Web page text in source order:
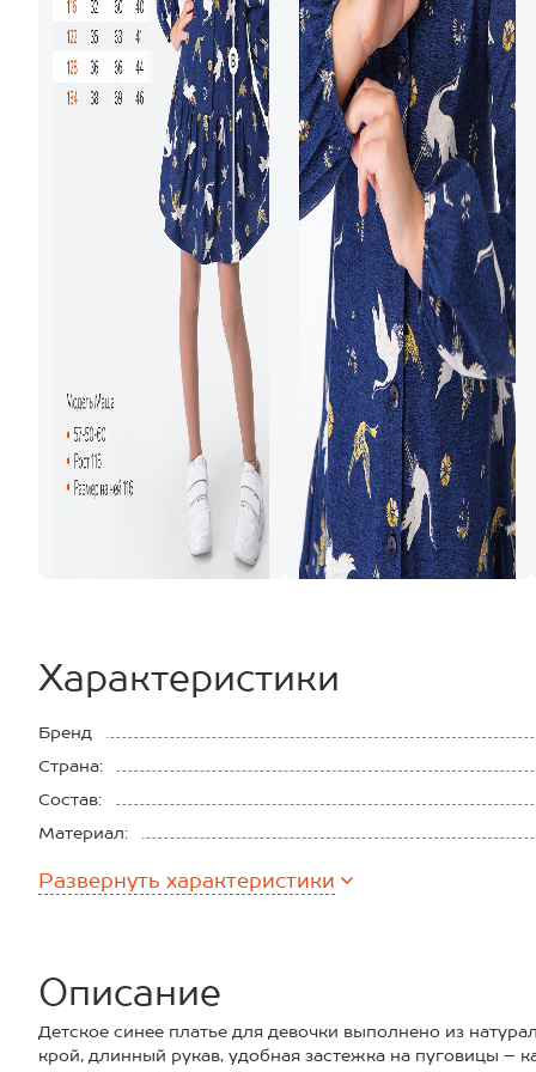
Характеристики
Бренд
Страна:
Состав:
Материал:
Развернуть характеристики
Описание
Детское синее платье для девочки выполнено из
крой, длинный рукав, удобная застежка на пуговицы –